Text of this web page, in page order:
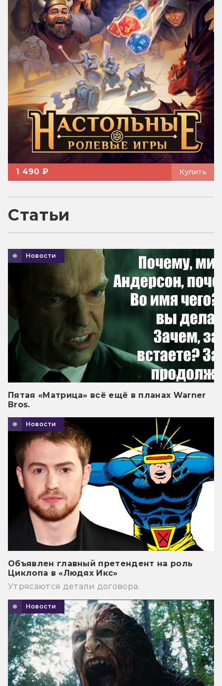
1 490 ₽ Купить
Статьи
Новости
Пятая «Матрица» всё ещё в планах Warner
Bros.
Новости
Объявлен главный претендент на роль
Циклопа в «Людях Икс»
Утрясаются детали договора.
Новости